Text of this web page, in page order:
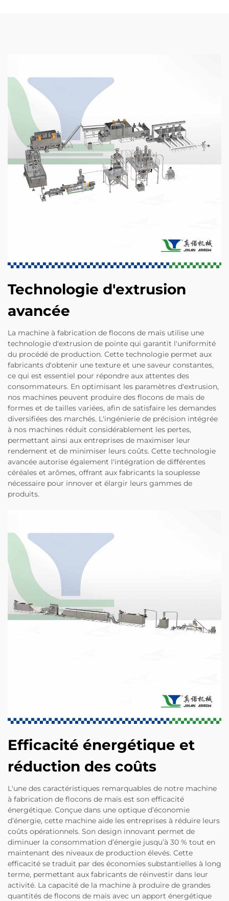
Technologie d'extrusion
avancée
La machine à fabrication de flocons de maïs utilise une
technologie d'extrusion de pointe qui garantit l'uniformité
du procédé de production. Cette technologie permet aux
fabricants d'obtenir une texture et une saveur constantes,
ce qui est essentiel pour répondre aux attentes des
consommateurs. En optimisant les paramètres d'extrusion,
nos machines peuvent produire des flocons de maïs de
formes et de tailles variées, afin de satisfaire les demandes
diversifiées des marchés. L'ingénierie de précision intégrée
à nos machines réduit considérablement les pertes,
permettant ainsi aux entreprises de maximiser leur
rendement et de minimiser leurs coûts. Cette technologie
avancée autorise également l'intégration de différentes
céréales et arômes, offrant aux fabricants la souplesse
nécessaire pour innover et élargir leurs gammes de
produits.
Efficacité énergétique et
réduction des coûts
L'une des caractéristiques remarquables de notre machine
à fabrication de flocons de maïs est son efficacité
énergétique. Conçue dans une optique d’économie
d’énergie, cette machine aide les entreprises à réduire leurs
coûts opérationnels. Son design innovant permet de
diminuer la consommation d’énergie jusqu’à 30 % tout en
maintenant des niveaux de production élevés. Cette
efficacité se traduit par des économies substantielles à long
terme, permettant aux fabricants de réinvestir dans leur
activité. La capacité de la machine à produire de grandes
quantités de flocons de maïs avec un apport énergétique